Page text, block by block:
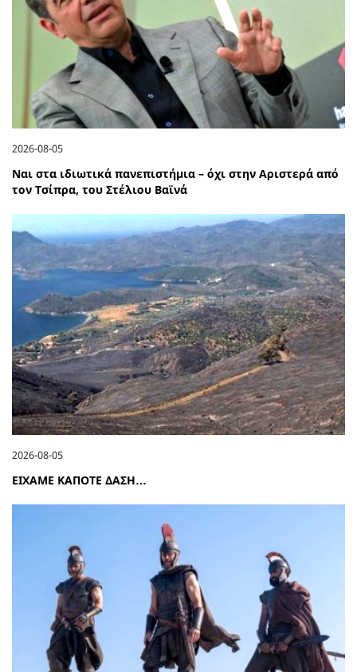
2026-08-05
Ναι στα ιδιωτικά πανεπιστήμια – όχι στην Αριστερά από
τον Τσίπρα, του Στέλιου Βαϊνά
2026-08-05
ΕΙΧΑΜΕ ΚΑΠΟΤΕ ΔΑΣΗ…